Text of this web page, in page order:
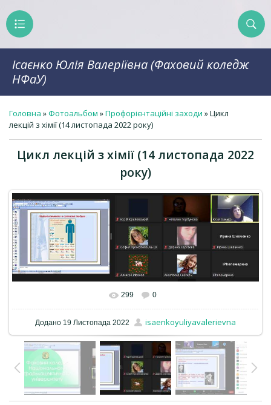
Ісаєнко Юлія Валеріївна (Фаховий коледж
НФаУ)
Головна »Фотоальбом »Профорієнтаційні заходи » Цикл
лекцій з хімії (14 листопада 2022 року)
Цикл лекцій з хімії (14 листопада 2022
року)
299 0
Додано 19 Листопада 2022 isaenkoyuliyavalerievna